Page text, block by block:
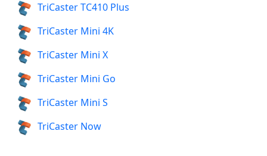
TriCaster TC410 Plus
TriCaster Mini 4K
TriCaster Mini X
TriCaster Mini Go
TriCaster Mini S
TriCaster Now